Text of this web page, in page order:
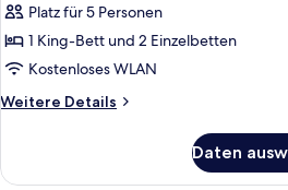
Platz für 5 Personen
1 King-Bett und 2 Einzelbetten
Kostenloses WLAN
Weitere Details
Weitere
Daten